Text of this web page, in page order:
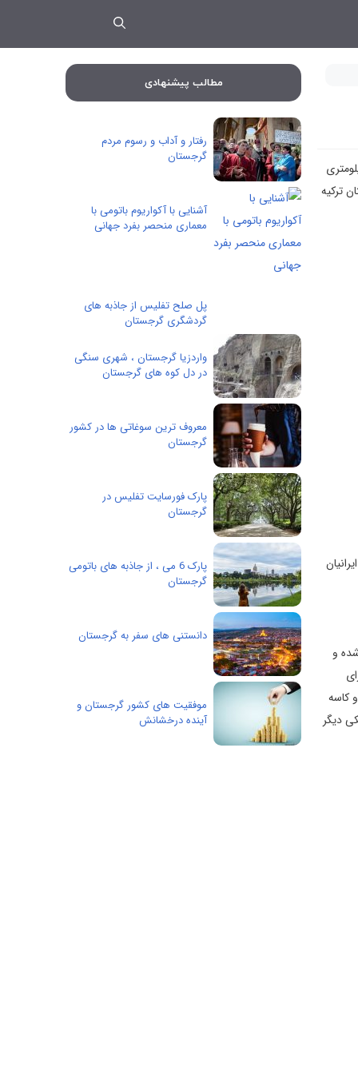
است که به جمع شهرهای مورد علاقه ایرانیان برای مسافرت خارجی تبدیل شده است. این شهر در ۱۲۰ کیلومتری
ترکیه
و
و کاسه
دیگر
مطالب پیشنهادی
رفتار و آداب و رسوم مردم
گرجستان
آشنایی با آکواریوم باتومی با
معماری منحصر بفرد جهانی
پل صلح تفلیس از جاذبه های
گردشگری گرجستان
واردزیا گرجستان ، شهری سنگی
در دل کوه های گرجستان
معروف ترین سوغاتی ها در کشور
گرجستان
پارک فورسایت تفلیس در
گرجستان
پارک 6 می ، از جاذبه های باتومی
گرجستان
دانستنی های سفر به گرجستان
موفقیت های کشور گرجستان و
آینده درخشانش